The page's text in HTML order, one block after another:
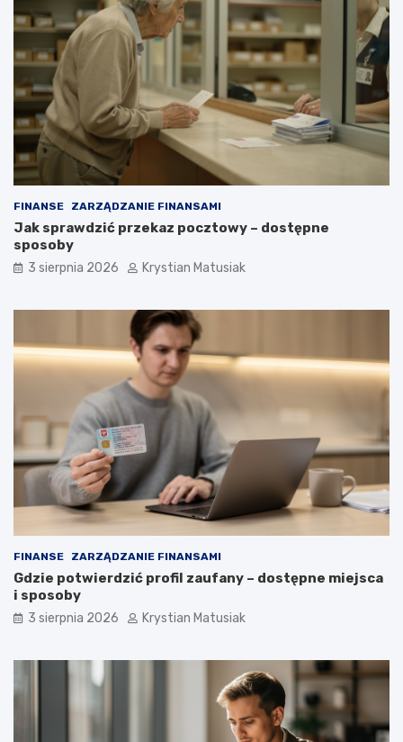
FINANSE ZARZĄDZANIE FINANSAMI
Jak sprawdzić przekaz pocztowy – dostępne
sposoby
3 sierpnia 2026 Krystian Matusiak
FINANSE ZARZĄDZANIE FINANSAMI
Gdzie potwierdzić profil zaufany – dostępne miejsca
i sposoby
3 sierpnia 2026 Krystian Matusiak